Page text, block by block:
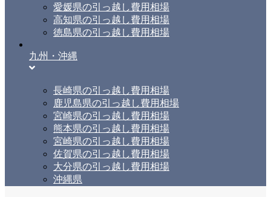
愛媛県の引っ越し費用相場
高知県の引っ越し費用相場
徳島県の引っ越し費用相場
九州・沖縄
長崎県の引っ越し費用相場
鹿児島県の引っ越し費用相場
宮崎県の引っ越し費用相場
熊本県の引っ越し費用相場
宮崎県の引っ越し費用相場
佐賀県の引っ越し費用相場
大分県の引っ越し費用相場
沖縄県